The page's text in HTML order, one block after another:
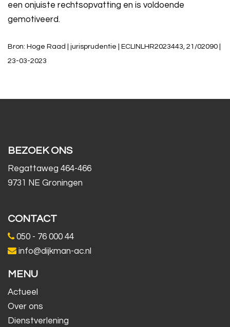
een onjuiste rechtsopvatting en is voldoende
gemotiveerd.
Bron: Hoge Raad | jurisprudentie | ECLINLHR2023443, 21/02090 |
23-03-2023
BEZOEK ONS
Regattaweg 464-466
9731 NE Groningen
CONTACT
050 - 76 000 44
info@dijkman-ac.nl
MENU
Actueel
Over ons
Dienstverlening